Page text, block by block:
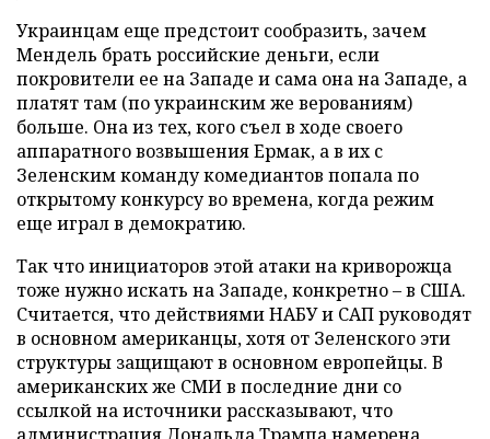
Украинцам еще предстоит сообразить, зачем
Мендель брать российские деньги, если
покровители ее на Западе и сама она на Западе, а
платят там (по украинским же верованиям)
больше. Она из тех, кого съел в ходе своего
аппаратного возвышения Ермак, а в их с
Зеленским команду комедиантов попала по
открытому конкурсу во времена, когда режим
еще играл в демократию.
Так что инициаторов этой атаки на криворожца
тоже нужно искать на Западе, конкретно – в США.
Считается, что действиями НАБУ и САП руководят
в основном американцы, хотя от Зеленского эти
структуры защищают в основном европейцы. В
американских же СМИ в последние дни со
ссылкой на источники рассказывают, что